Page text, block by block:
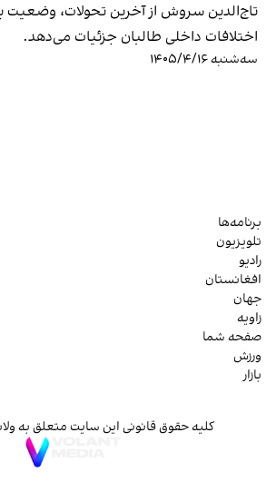
تاج‌الدین سروش از آخرین تحولات،
اختلافات داخلی طالبان جزئیات می‌دهد.
سه‌شنبه ۱۴۰۵/۴/۱۶
برنامه‌ها
تلویزیون
رادیو
افغانستان
جهان
زاویه
صفحه شما
ورزش
بازار
کلیه حقوق قانونی این سایت متعلق به